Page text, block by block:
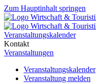
Zum Hauptinhalt springen
Veranstaltungskalender
Kontakt
Veranstaltungen
Veranstaltungskalender
Veranstaltung melden